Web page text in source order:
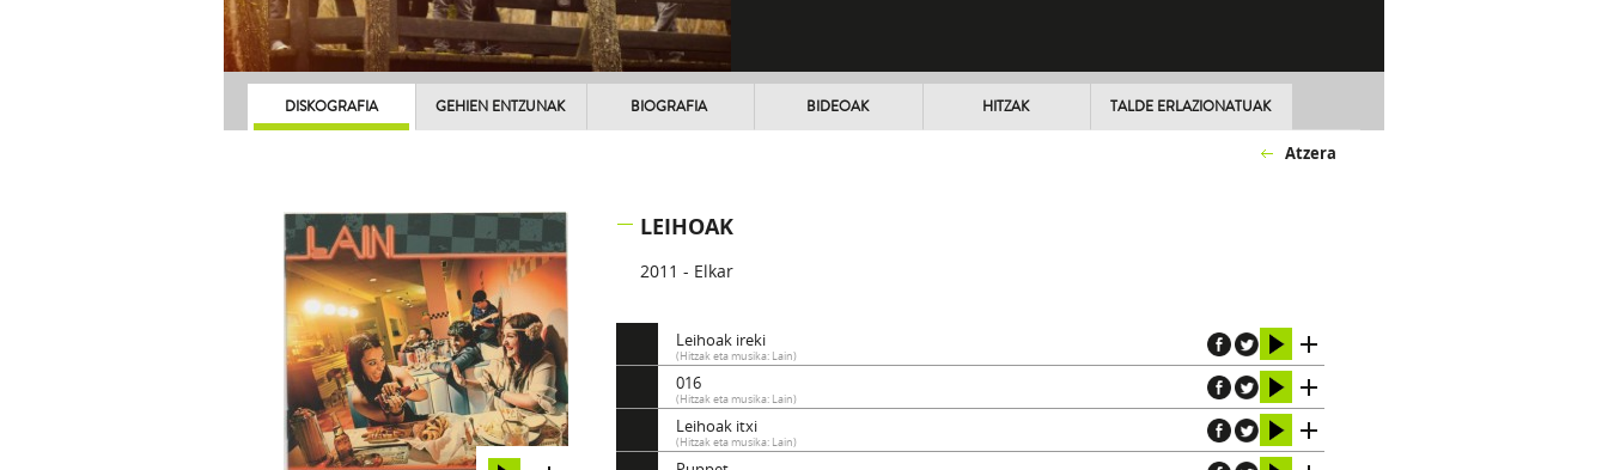
DISKOGRAFIA GEHIEN ENTZUNAK BIOGRAFIA BIDEOAK HITZAK TALDE ERLAZIONATUAK
Atzera
LEIHOAK
2011 - Elkar
Leihoak ireki
(Hitzak eta musika: Lain)
016
(Hitzak eta musika: Lain)
Leihoak itxi
(Hitzak eta musika: Lain)